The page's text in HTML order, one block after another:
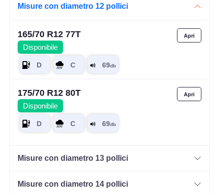
Misure con diametro 12 pollici
165/70 R12 77T
Disponibile
175/70 R12 80T
Disponibile
Misure con diametro 13 pollici
Misure con diametro 14 pollici